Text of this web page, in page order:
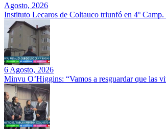
Agosto, 2026
Instituto Lecaros de Coltauco triunfó en 4º
6 Agosto, 2026
Minvu O’Higgins: “Vamos a resguardar que las